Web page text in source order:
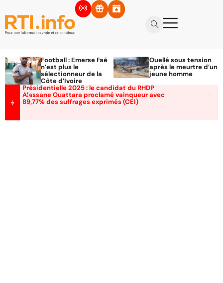
Football : Emerse Faé
n’est plus le
sélectionneur de la
Côte d’Ivoire
Ouellé sous tension
après le meurtre d’un
jeune homme
Présidentielle 2025 : le candidat du RHDP
Alassane Ouattara proclamé vainqueur avec
89,77% des suffrages exprimés (CEI)